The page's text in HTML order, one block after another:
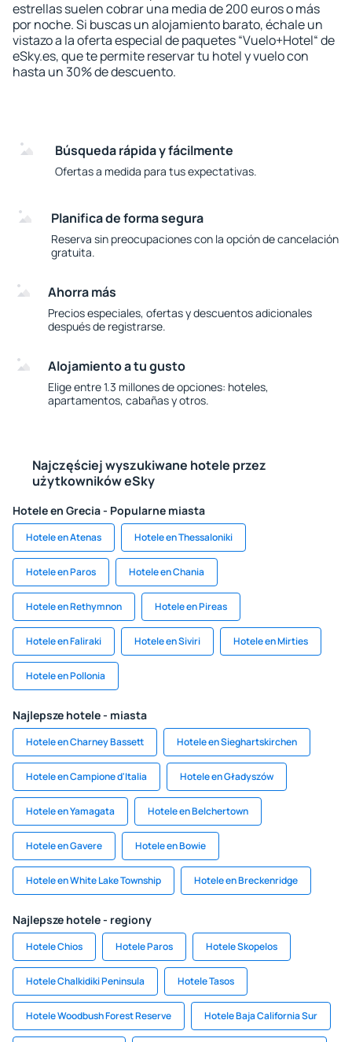
estrellas suelen cobrar una media de 200 euros o más
por noche. Si buscas un alojamiento barato, échale un
vistazo a la oferta especial de paquetes “Vuelo+Hotel“ de
eSky.es, que te permite reservar tu hotel y vuelo con
hasta un 30% de descuento.
Búsqueda rápida y fácilmente
Ofertas a medida para tus expectativas.
Planifica de forma segura
Reserva sin preocupaciones con la opción de cancelación
gratuita.
Ahorra más
Precios especiales, ofertas y descuentos adicionales
después de registrarse.
Alojamiento a tu gusto
Elige entre 1.3 millones de opciones: hoteles,
apartamentos, cabañas y otros.
Najczęściej wyszukiwane hotele przez
użytkowników eSky
Hotele en Grecia - Popularne miasta
Hotele en Atenas Hotele en Thessaloniki
Hotele en Paros Hotele en Chania
Hotele en Rethymnon Hotele en Pireas
Hotele en Faliraki Hotele en Siviri Hotele en Mirties
Hotele en Pollonia
Najlepsze hotele - miasta
Hotele en Charney Bassett Hotele en Sieghartskirchen
Hotele en Campione d'Italia Hotele en Gładyszów
Hotele en Yamagata Hotele en Belchertown
Hotele en Gavere Hotele en Bowie
Hotele en White Lake Township Hotele en Breckenridge
Najlepsze hotele - regiony
Hotele Chios Hotele Paros Hotele Skopelos
Hotele Chalkidiki Peninsula Hotele Tasos
Hotele Woodbush Forest Reserve Hotele Baja California Sur